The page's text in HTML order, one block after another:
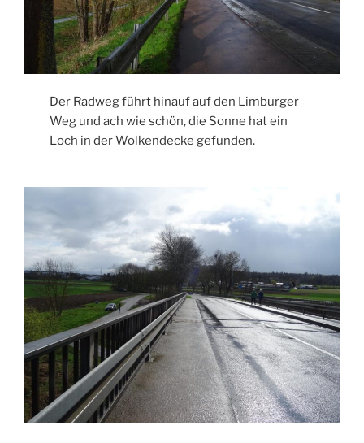
Der Radweg führt hinauf auf den Limburger
Weg und ach wie schön, die Sonne hat ein
Loch in der Wolkendecke gefunden.